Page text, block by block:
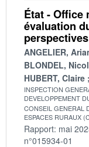
État - Office
évaluation
ANGELIER,
BLONDEL,
HUBERT, Claire
INSPECTION
DEVELOPPEMENT
CONSEIL GENERAL
ESPACES RURAUX
Rapport: mai
n°015934-01